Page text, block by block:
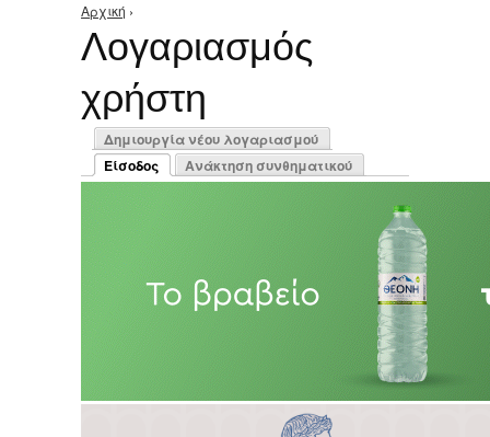
Είστε εδώ
Αρχική ›
Λογαριασμός
χρήστη
Πρωτεύουσες καρτέλες
Δημιουργία νέου λογαριασμού
Είσοδος
(ενεργή καρτέλα)
Ανάκτηση συνθηματικού